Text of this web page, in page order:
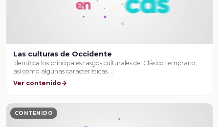
Las culturas de Occidente
identifica los principales rasgos culturales del Clásico temprano,
así como algunas características …
Ver contenido
CONTENIDO